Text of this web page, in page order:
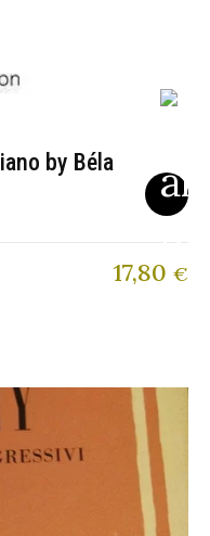
by Béla
17,80 €